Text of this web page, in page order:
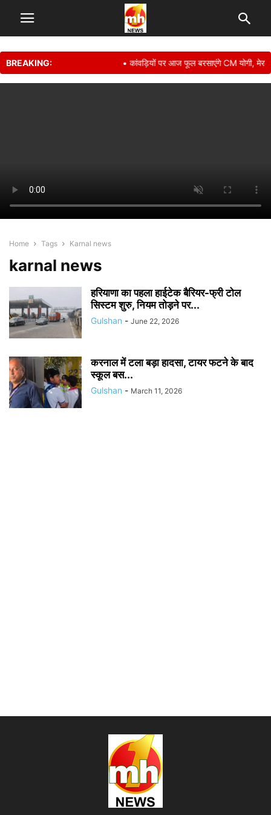
BREAKING: • कांवड़ियों पर आज फूल बरसाएंगे CM योगी,
Home Tags Karnal news
karnal news
हरियाणा का पहला हाईटेक बैरियर-फ्री टोल
सिस्टम शुरु, नियम तोड़ने पर...
Gulshan - June 22, 2026
करनाल में टला बड़ा हादसा, टायर फटने के बाद
स्कूल बस...
Gulshan - March 11, 2026